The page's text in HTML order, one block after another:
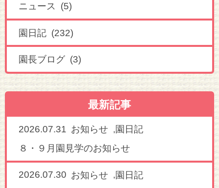
ニュース (5)
園日記 (232)
園長ブログ (3)
最新記事
2026.07.31 お知らせ ,園日記
８・９月園見学のお知らせ
2026.07.30 お知らせ ,園日記